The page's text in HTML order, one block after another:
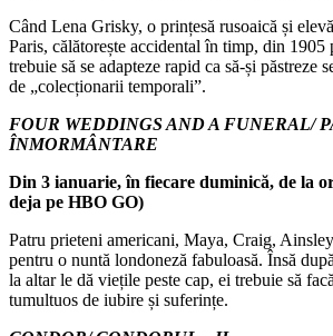
Când Lena Grisky, o prințesă rusoaică și
Paris, călătorește accidental în timp, din 1905
trebuie să se adapteze rapid ca să-și păstreze
de „colecționarii temporali”.
FOUR WEDDINGS AND A FUNERAL/
ÎNMORMÂNTARE
Din 3 ianuarie, în fiecare duminică, de la
deja pe HBO GO)
Patru prieteni americani, Maya, Craig,
pentru o nuntă londoneză fabuloasă. Însă
la altar le dă viețile peste cap, ei trebuie să
tumultuos de iubire și suferințe.